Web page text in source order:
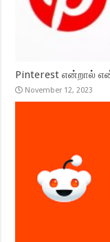
Pinterest என்றால்
November 12, 2023